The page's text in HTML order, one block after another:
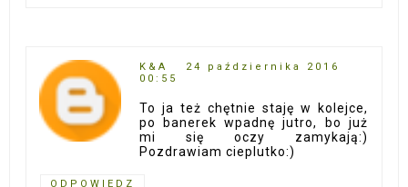
K&A
24 października 2016
00:55
To ja też chętnie staję w kolejce,
po banerek wpadnę jutro, bo już
mi się oczy zamykają:)
Pozdrawiam cieplutko:)
ODPOWIEDZ